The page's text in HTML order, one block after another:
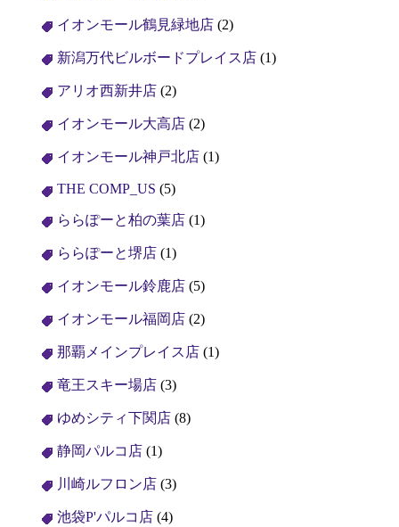
イオンモール鶴見緑地店 (2)
新潟万代ビルボードプレイス店 (1)
アリオ西新井店 (2)
イオンモール大高店 (2)
イオンモール神戸北店 (1)
THE COMP_US (5)
ららぽーと柏の葉店 (1)
ららぽーと堺店 (1)
イオンモール鈴鹿店 (5)
イオンモール福岡店 (2)
那覇メインプレイス店 (1)
竜王スキー場店 (3)
ゆめシティ下関店 (8)
静岡パルコ店 (1)
川崎ルフロン店 (3)
池袋P'パルコ店 (4)